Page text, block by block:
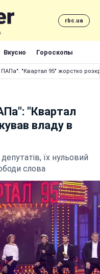
rbc.ua
Вкусно Гороскопы
"Квартал 95" жорстко
"Квартал
владу в
їх нульовий
слова